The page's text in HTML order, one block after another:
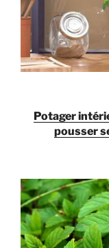
Potager
pousser